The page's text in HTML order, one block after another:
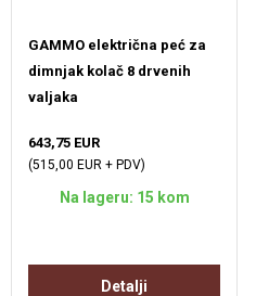
GAMMO električna peć za
dimnjak kolač 8 drvenih
valjaka
643,75 EUR
(515,00 EUR + PDV)
Na lageru: 15 kom
Detalji